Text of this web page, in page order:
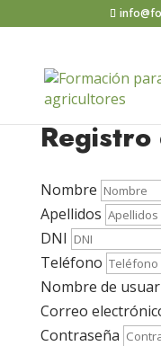
Registro
Nombre
Apellidos
DNI
Teléfono
Nombre de
Correo
Contraseña